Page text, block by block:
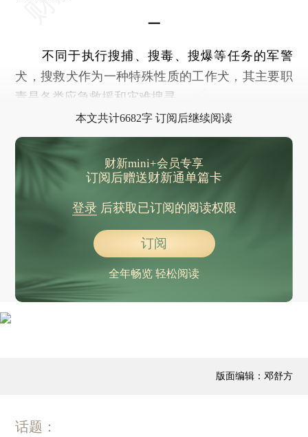
一
不同于执行搜捕、搜毒、搜爆等任务的军警
犬，搜救犬作为一种特殊性质的工作犬，其主要职
责是各类应急救援和灾难搜寻。
本文共计6682字 订阅后继续阅读
财新mini+会员专享
订阅后赠送财新通单篇卡
登录后获取已订阅的阅读权限
订阅
全年畅览 轻松阅读
版面编辑：邓舒方
话题：